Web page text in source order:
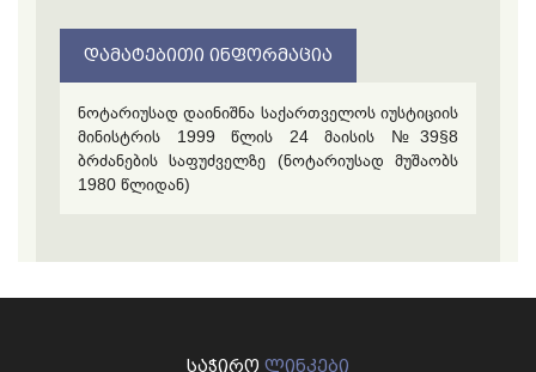
ᲓᲐᲛᲐᲢᲔᲑᲘᲗᲘ ᲘᲜᲤᲝᲠᲛᲐᲪᲘᲐ
ნოტარიუსად დაინიშნა საქართველოს იუსტიციის
მინისტრის 1999 წლის 24 მაისის №39§8
ბრძანების საფუძველზე (ნოტარიუსად მუშაობს
1980 წლიდან)
ᲡᲐᲭᲘᲠᲝ ᲚᲘᲜᲙᲔᲑᲘ